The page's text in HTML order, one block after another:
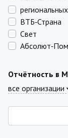
ВТБ‑Страна
Свет
Отчётность в
все организации